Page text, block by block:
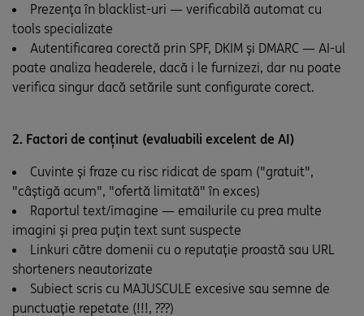
Prezența în blacklist-uri — verificabilă automat cu
tools specializate
Autentificarea corectă prin SPF, DKIM și DMARC — AI-ul
poate analiza headerele, dacă i le furnizezi, dar nu poate
verifica singur dacă setările sunt configurate corect.
2. Factori de conținut (evaluabili excelent de AI)
Cuvinte și fraze cu risc ridicat de spam ("gratuit",
"câștigă acum", "ofertă limitată" în exces)
Raportul text/imagine — emailurile cu prea multe
imagini și prea puțin text sunt suspecte
Linkuri către domenii cu o reputație proastă sau URL
shorteners neautorizate
Subiect scris cu MAJUSCULE excesive sau semne de
punctuație repetate (!!!, ???)